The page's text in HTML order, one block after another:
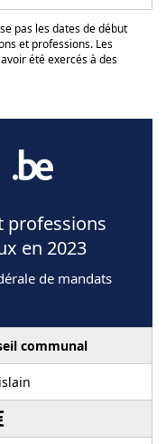
pas les dates de début
et professions. Les
été exercés à des
professions
en 2023
de mandats
communal